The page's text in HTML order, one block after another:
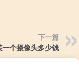
下一篇
一个摄像头多少钱